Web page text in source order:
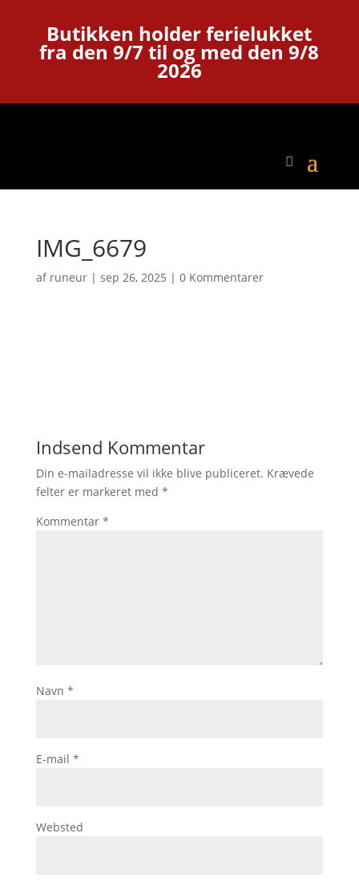
Butikken holder ferielukket
fra den 9/7 til og med den 9/8
2026
IMG_6679
af runeur| sep 26, 2025 | 0 Kommentarer
Indsend Kommentar
Din e-mailadresse vil ikke blive publiceret. Krævede
felter er markeret med *
Kommentar *
Navn *
E-mail *
Websted